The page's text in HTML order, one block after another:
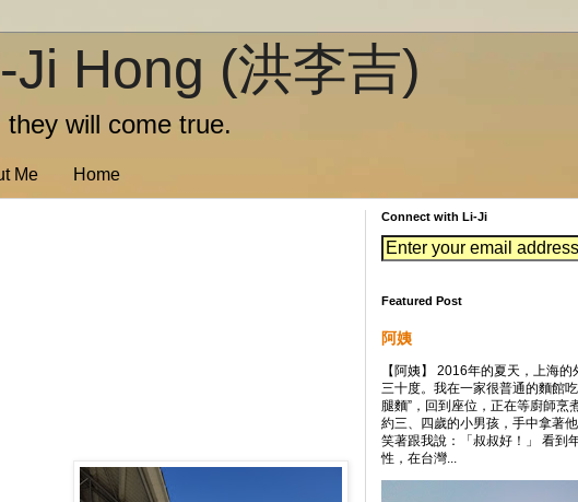
Hong (洪李吉)
will come true.
Me Home
Connect with Li-Ji
Featured Post
阿姨
【阿姨】 2016年的夏天，上海
三十度。我在一家很普通的麵館
腿麵”，回到座位，正在等廚師烹
約三、四歲的小男孩，手中拿著
笑著跟我說：「叔叔好！」 看到
性，在台灣...